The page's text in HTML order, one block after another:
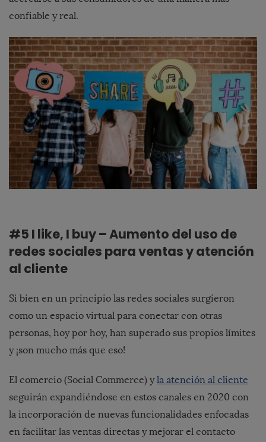
confiable y real.
#5 I like, I buy – Aumento del uso de
redes sociales para ventas y atención
al cliente
Si bien en un principio las redes sociales surgieron
como un espacio virtual para conectar con otras
personas, hoy por hoy, han superado sus propios límites
y ¡son mucho más que eso!
El comercio (Social Commerce) yla atención al cliente
seguirán expandiéndose en estos canales en 2020 con
la incorporación de nuevas funcionalidades enfocadas
en facilitar las ventas directas y mejorar el contacto